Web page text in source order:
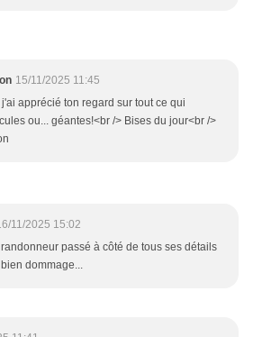
15/11/2025 11:45
apprécié ton regard sur tout ce qui
ou... géantes!<br /> Bises du jour<br />
11/2025 15:02
randonneur passé à côté de tous ses détails
dommage...